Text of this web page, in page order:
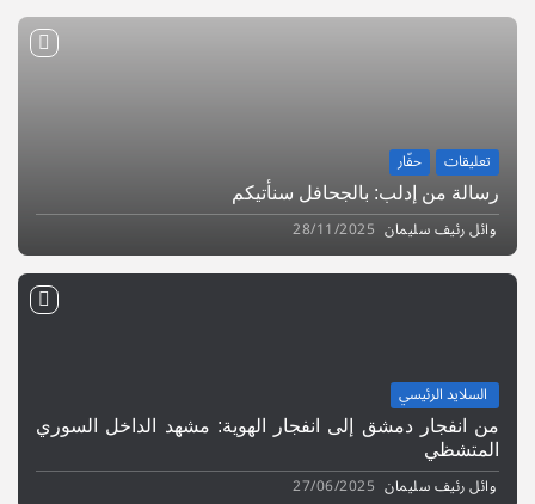
تعليقات حفّار
رسالة من إدلب: بالجحافل سنأتيكم
وائل رئيف سليمان 28/11/2025
السلايد الرئيسي
من انفجار دمشق إلى انفجار الهوية: مشهد الداخل السوري
المتشظي
وائل رئيف سليمان 27/06/2025